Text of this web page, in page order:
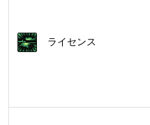
ライセンス